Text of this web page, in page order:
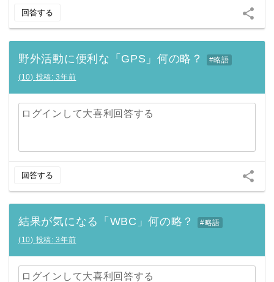
回答する share
野外活動に便利な「GPS」何の略？
#略語
(10) 投稿: 3年前
ログインして大喜利回答する
回答する share
結果が気になる「WBC」何の略？
#略語
(10) 投稿: 3年前
ログインして大喜利回答する